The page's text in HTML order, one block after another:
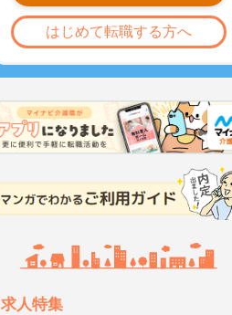
はじめて転職する方へ
求人特集